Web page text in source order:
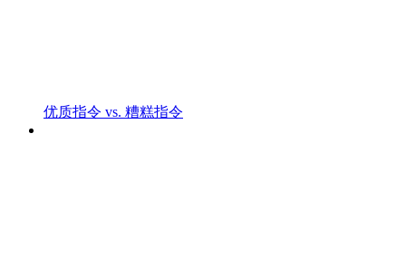
优质指令 vs. 糟糕指令